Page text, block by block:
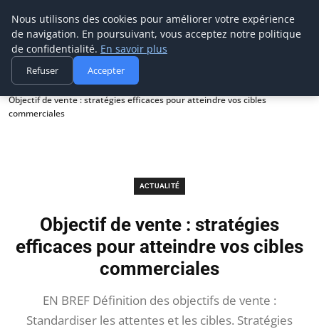
Prospection Pro
Accueil
Actualité
Objectif de vente : stratégies efficaces pour atteindre vos cibles
commerciales
ACTUALITÉ
Objectif de vente : stratégies
efficaces pour atteindre vos cibles
commerciales
EN BREF Définition des objectifs de vente :
Standardiser les attentes et les cibles. Stratégies
Nous utilisons des cookies pour améliorer votre expérience
de navigation. En poursuivant, vous acceptez notre politique
de confidentialité. En savoir plus
Refuser Accepter